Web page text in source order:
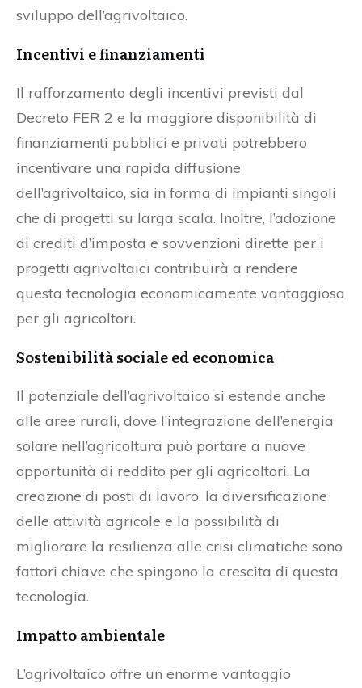
sviluppo dell’agrivoltaico.
Incentivi e finanziamenti
Il rafforzamento degli incentivi previsti dal
Decreto FER 2 e la maggiore disponibilità di
finanziamenti pubblici e privati potrebbero
incentivare una rapida diffusione
dell’agrivoltaico, sia in forma di impianti singoli
che di progetti su larga scala. Inoltre, l’adozione
di crediti d’imposta e sovvenzioni dirette per i
progetti agrivoltaici contribuirà a rendere
questa tecnologia economicamente vantaggiosa
per gli agricoltori.
Sostenibilità sociale ed economica
Il potenziale dell’agrivoltaico si estende anche
alle aree rurali, dove l’integrazione dell’energia
solare nell’agricoltura può portare a nuove
opportunità di reddito per gli agricoltori. La
creazione di posti di lavoro, la diversificazione
delle attività agricole e la possibilità di
migliorare la resilienza alle crisi climatiche sono
fattori chiave che spingono la crescita di questa
tecnologia.
Impatto ambientale
L’agrivoltaico offre un enorme vantaggio